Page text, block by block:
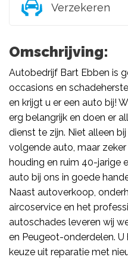
Verzekeren
Omschrijving:
Autobedrijf Bart Ebben is
occasions en
en krijgt u er een auto bij!
erg belangrijk en doen er
dienst te zijn. Niet alleen
volgende auto, maar
houding en ruim 40-jarige
auto bij ons in goede
Naast autoverkoop,
aircoservice en het
autoschades leveren wij
en Peugeot-onderdelen.
keuze uit reparatie met